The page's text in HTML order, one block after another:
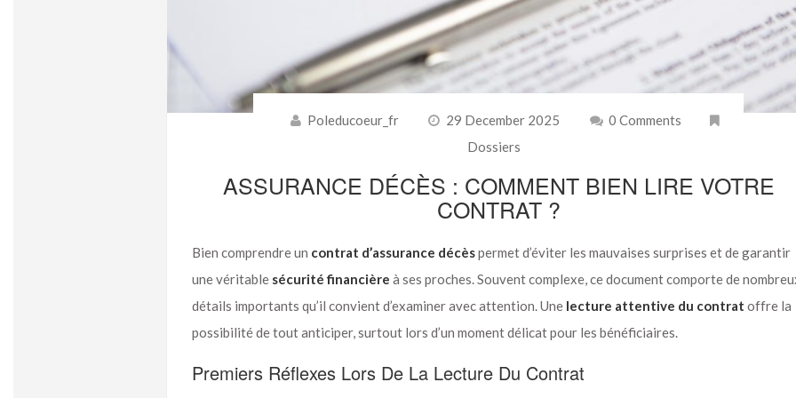
Poleducoeur_fr 29 December 2025
0 Comments
Dossiers
ASSURANCE DÉCÈS : COMMENT BIEN LIRE VOTRE
CONTRAT ?
Bien comprendre un contrat d’assurance décèspermet d’éviter les mauvaises surprises et de garantir
une véritable sécurité financière à ses proches. Souvent complexe, ce document comporte de
détails importants qu’il convient d’examiner avec attention. Une lecture attentive du contrat offre la
possibilité de tout anticiper, surtout lors d’un moment délicat pour les bénéficiaires.
Premiers Réflexes Lors De La Lecture Du Contrat